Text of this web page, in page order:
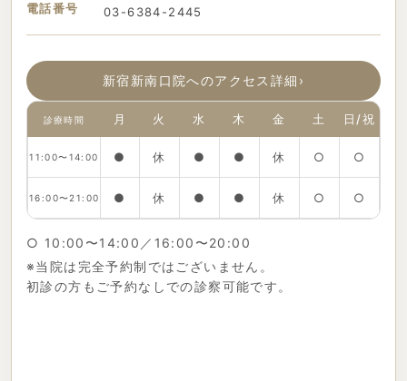
電話番号 03-6384-2445
新宿新南口院へのアクセス詳細 ›
診療時間 月 火 水 木 金 土 日/祝
11:00〜14:00 ● 休 ● ● 休 ○ ○
16:00〜21:00 ● 休 ● ● 休 ○ ○
○ 10:00〜14:00／16:00〜20:00
※当院は完全予約制ではございません。
初診の方もご予約なしでの診察可能です。